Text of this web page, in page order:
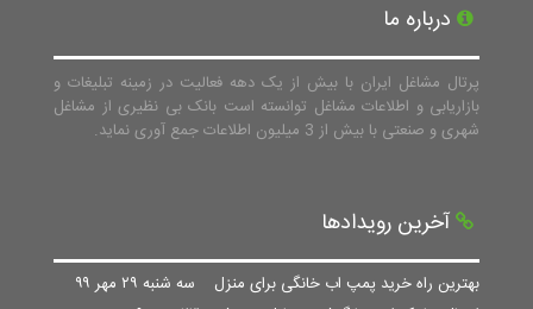
درباره ما
پرتال مشاغل ایران با بیش از یک دهه فعالیت در زمینه تبلیغات و
بازاریابی و اطلاعات مشاغل توانسته است بانک بی نظیری از مشاغل
شهری و صنعتی با بیش از 3 میلیون اطلاعات جمع آوری نماید.
آخرین رویدادها
بهترین راه خرید پمپ اب خانگی برای منزل سه شنبه ۲۹ مهر ۹۹